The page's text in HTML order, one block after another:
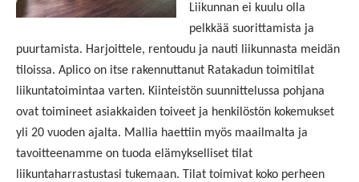
Liikunnan ei kuulu olla
pelkkää suorittamista ja
puurtamista. Harjoittele, rentoudu ja nauti liikunnasta meidän
tiloissa. Aplico on itse rakennuttanut Ratakadun toimitilat
liikuntatoimintaa varten. Kiinteistön suunnittelussa pohjana
ovat toimineet asiakkaiden toiveet ja henkilöstön kokemukset
yli 20 vuoden ajalta. Mallia haettiin myös maailmalta ja
tavoitteenamme on tuoda elämykselliset tilat
liikuntaharrastustasi tukemaan. Tilat toimivat koko perheen